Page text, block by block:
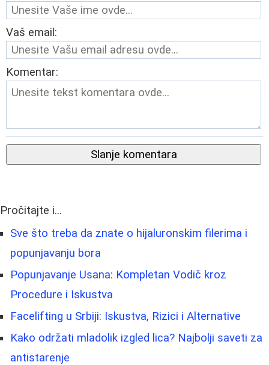
Vaš email:
Komentar:
Slanje komentara
Pročitajte i...
Sve što treba da znate o hijaluronskim filerima i
popunjavanju bora
Popunjavanje Usana: Kompletan Vodič kroz
Procedure i Iskustva
Facelifting u Srbiji: Iskustva, Rizici i Alternative
Kako održati mladolik izgled lica? Najbolji saveti za
antistarenje